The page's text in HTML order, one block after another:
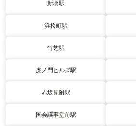
新橋駅
浜松町駅
竹芝駅
虎ノ門ヒルズ駅
赤坂見附駅
国会議事堂前駅